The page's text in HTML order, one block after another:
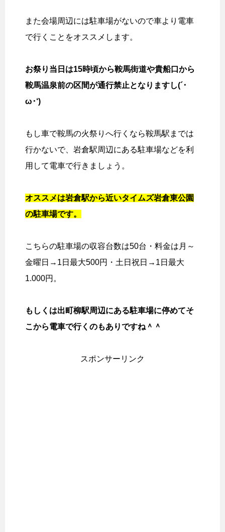
また会場周辺には駐車場がないので車より電車
で行くことをオススメします。
お祭り当日は15時頃から鞍馬街道や貴船口から
鞍馬温泉前の区間が通行禁止となりますし(´･
ω･‘)
もし車で鞍馬の火祭りへ行くなら鞍馬駅までは
行かないで、岩倉駅周辺にある駐車場などを利
用して電車で行きましょう。
オススメは岩倉駅から近いタイムズ岩倉東公園
の駐車場です。
こちらの駐車場の収容台数は50台・料金は月～
金曜日→1日最大500円・土日祝日→1日最大
1.000円。
もしくは出町柳駅周辺にある駐車場に停めてそ
こから電車で行くのもありですね＾＾
スポンサーリンク